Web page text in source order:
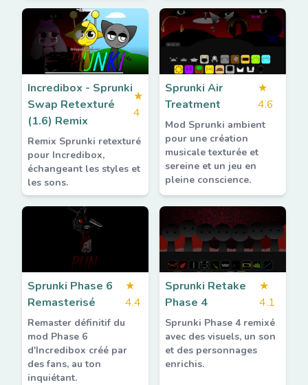
Incredibox - Sprunki
Swap Retexturé
(1.6) Remix
★
4
Remix Sprunki retexturé
pour Incredibox,
échangeant les styles et
les sons.
Sprunki Air
Treatment
★
4.6
Mod Sprunki ambient
pour une création
musicale texturée et
sereine et un jeu en
pleine conscience.
Sprunki Phase 6
Remasterisé
★
4.4
Remaster définitif du
mod Phase 6
d'Incredibox créé par
des fans, au ton
inquiétant.
Sprunki Retake
Phase 4
★
4.1
Sprunki Phase 4 remixé
avec des visuels, un son
et des personnages
enrichis.